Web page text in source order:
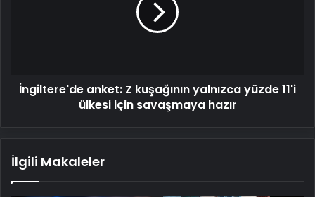
savaşmaya
İngiltere'de anket: Z kuşağının yalnızca yüzde 11'i
ülkesi için savaşmaya hazır
İlgili Makaleler